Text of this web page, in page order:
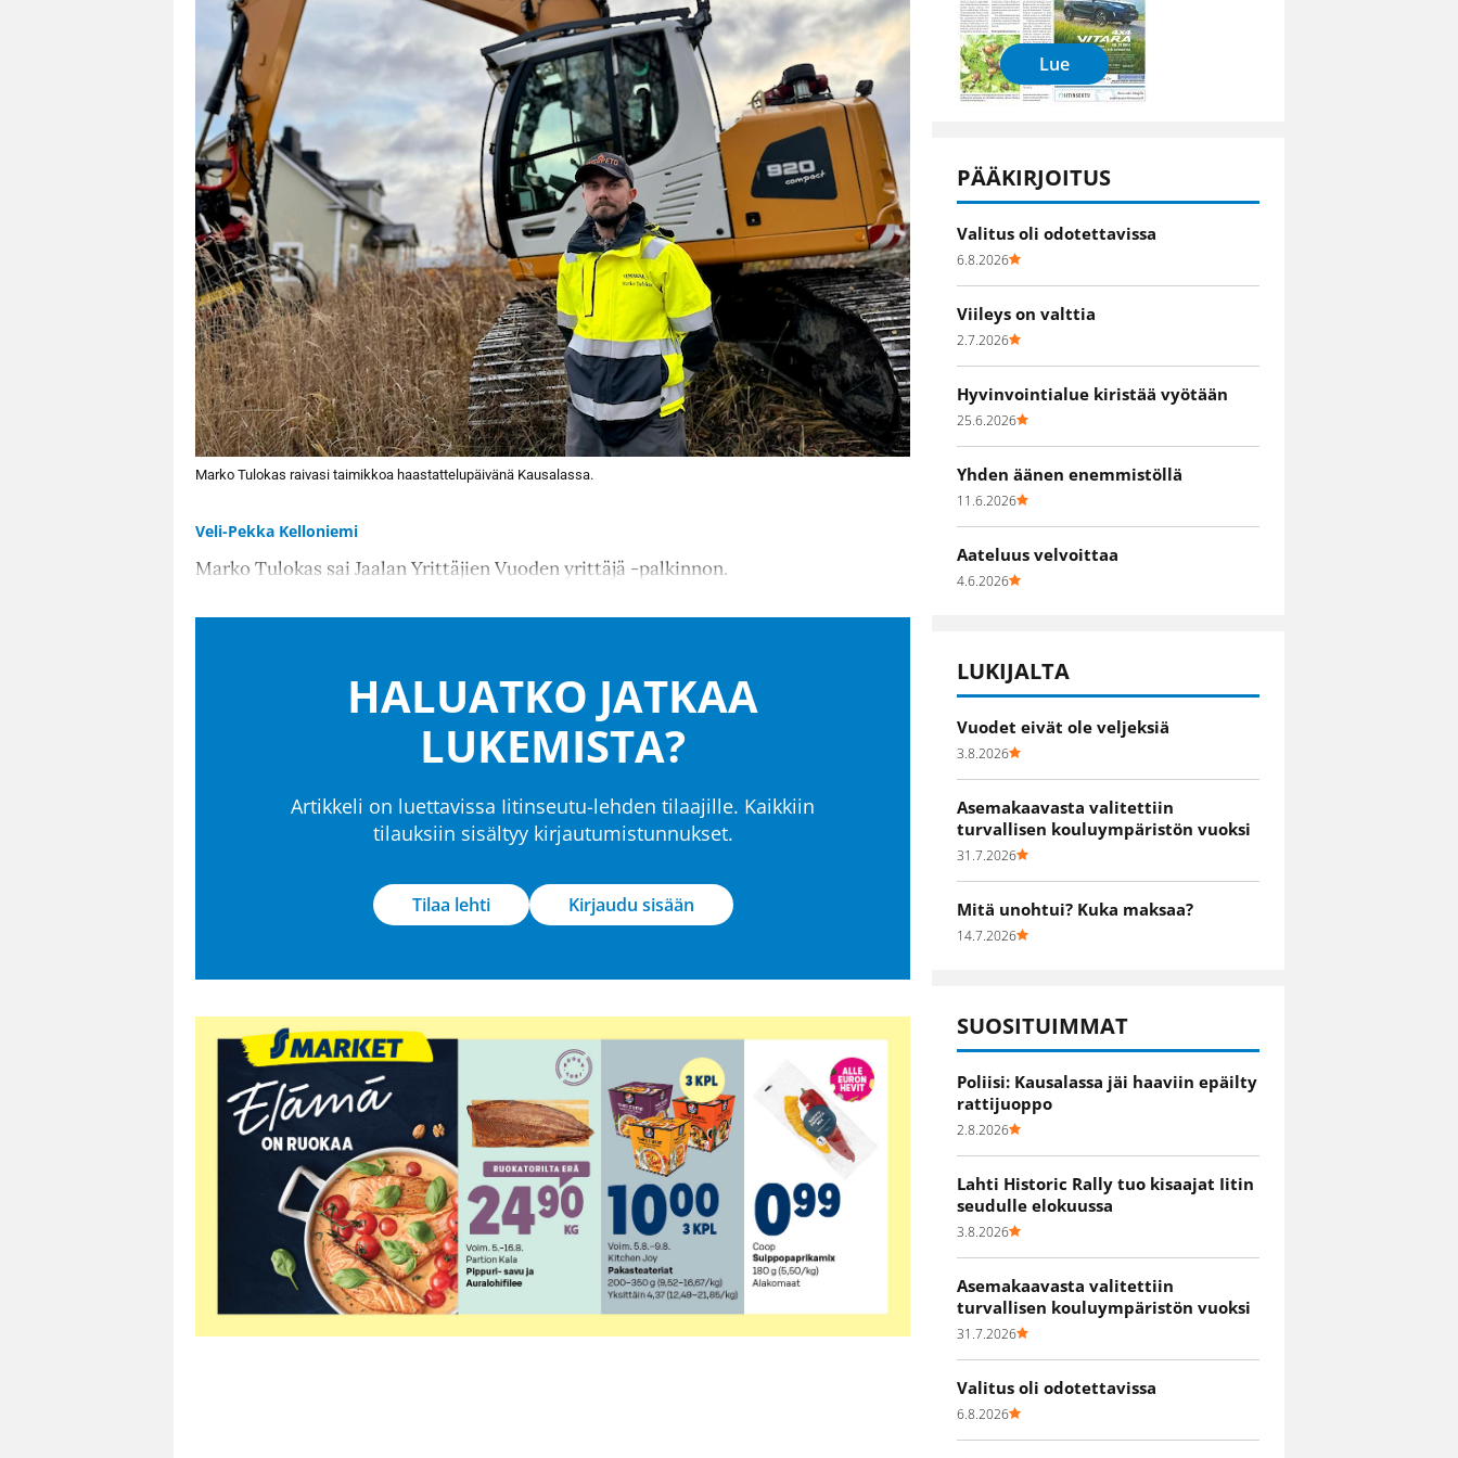
Marko Tulokas raivasi taimikkoa haastattelupäivänä Kausalassa.
Veli-Pekka Kelloniemi
Marko Tulokas sai Jaalan Yrittäjien Vuoden yrittäjä -palkinnon.
HALUATKO JATKAA
LUKEMISTA?
Artikkeli on luettavissa Iitinseutu-lehden tilaajille. Kaikkiin
tilauksiin sisältyy kirjautumistunnukset.
Tilaa lehti Kirjaudu sisään
Lue
PÄÄKIRJOITUS
Valitus oli odotettavissa
6.8.2026
Viileys on valttia
2.7.2026
Hyvinvointialue kiristää vyötään
25.6.2026
Yhden äänen enemmistöllä
11.6.2026
Aateluus velvoittaa
4.6.2026
LUKIJALTA
Vuodet eivät ole veljeksiä
3.8.2026
Asemakaavasta valitettiin
turvallisen kouluympäristön vuoksi
31.7.2026
Mitä unohtui? Kuka maksaa?
14.7.2026
SUOSITUIMMAT
Poliisi: Kausalassa jäi haaviin epäilty
rattijuoppo
2.8.2026
Lahti Historic Rally tuo kisaajat Iitin
seudulle elokuussa
3.8.2026
Asemakaavasta valitettiin
turvallisen kouluympäristön vuoksi
31.7.2026
Valitus oli odotettavissa
6.8.2026